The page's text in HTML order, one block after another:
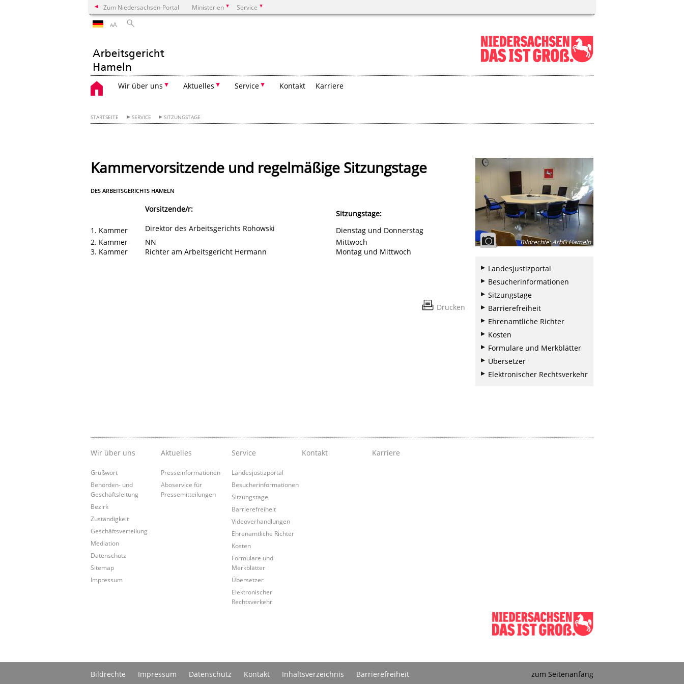
Zum Niedersachsen-Portal Ministerien Service
AA
Wir über uns Aktuelles Service Kontakt Karriere
STARTSEITE SERVICE SITZUNGSTAGE
Kammervorsitzende und regelmäßige Sitzungstage
DES ARBEITSGERICHTS HAMELN
Vorsitzende/r:
Sitzungstage:
1. Kammer
Direktor des Arbeitsgerichts Rohowski
Dienstag und Donnerstag
2. Kammer
NN
Mittwoch
3. Kammer
Richter am Arbeitsgericht Hermann Montag und Mittwoch
Drucken
Bildrechte:ArbG Hameln
Landesjustizportal
Besucherinformationen
Sitzungstage
Barrierefreiheit
Ehrenamtliche Richter
Kosten
Formulare und Merkblätter
Übersetzer
Elektronischer Rechtsverkehr
Wir über uns
Grußwort
Behörden- und
Geschäftsleitung
Bezirk
Zuständigkeit
Geschäftsverteilung
Mediation
Datenschutz
Sitemap
Impressum
Aktuelles
Presseinformationen
Aboservice für
Pressemitteilungen
Service
Landesjustizportal
Besucherinformationen
Sitzungstage
Barrierefreiheit
Videoverhandlungen
Ehrenamtliche Richter
Kosten
Formulare und
Merkblätter
Übersetzer
Elektronischer
Rechtsverkehr
Kontakt Karriere
Bildrechte Impressum Datenschutz Kontakt Inhaltsverzeichnis Barrierefreiheit zum Seitenanfang